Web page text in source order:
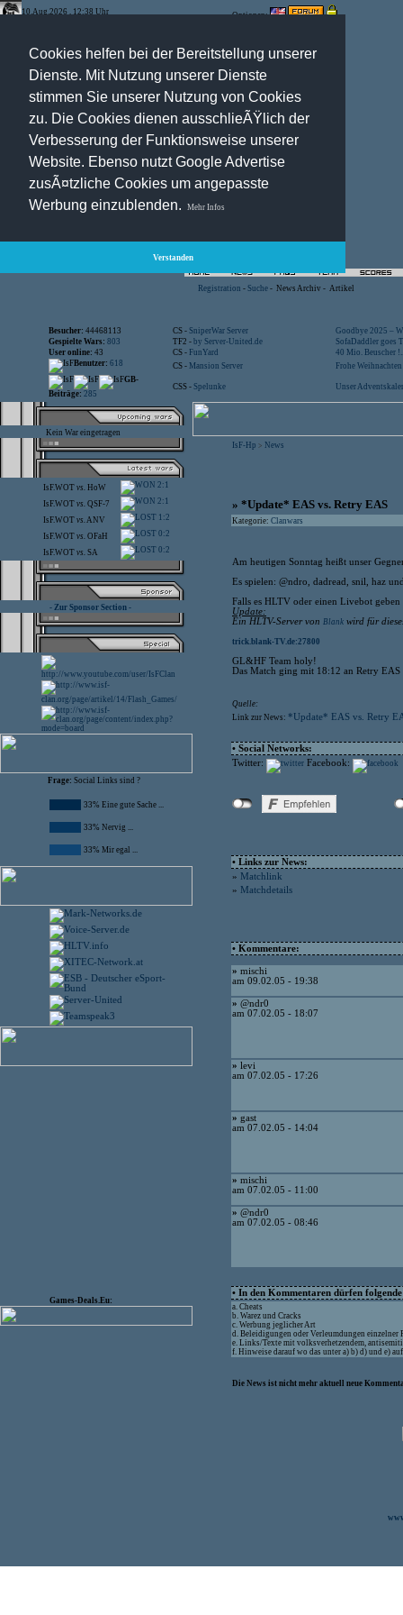
Cookies helfen bei der Bereitstellung unserer
Dienste. Mit Nutzung unserer Dienste
stimmen Sie unserer Nutzung von Cookies
zu. Die Cookies dienen ausschlieÃŸlich der
Verbesserung der Funktionsweise unserer
Website. Ebenso nutzt Google Advertise
zusÃ¤tzliche Cookies um angepasste
Werbung einzublenden.
Mehr Infos
Verstanden
10.Aug.2026 , 12:38 Uhr Optionen:
Registration - Suche - News Archiv - Artikel
Besucher: 44468113 CS - SniperWar Server
Goodbye 2025 –
Gespielte Wars: 803 TF2 - by Server-United.de
SofaDaddler goes
User online: 43 CS - FunYard
40 Mio. Beuscher
Benutzer: 618 CS - Mansion Server
Frohe
GB-
Beiträge: 285
CSS - Spelunke Unser
Kein War eingetragen
IsF.WOT vs. HoW 2:1
IsF.WOT vs. QSF-7 2:1
IsF.WOT vs.ANV 1:2
IsF.WOT vs. OFaH 0:2
IsF.WOT vs. SA 0:2
- Zur Sponsor Section -
Frage: Social Links sind ?
33% Eine gute Sache ...
33% Nervig ...
33% Mir egal ...
Games-Deals.Eu:
IsF-Hp > News
» *Update* EAS vs. Retry EAS
Kategorie: Clanwars
Am heutigen Sonntag heißt unser
Es spielen: @ndro, dadread, snil, haz
Falls es HLTV oder einen Livebot
Update:
Ein HLTV-Server von Blank wird für
trick.blank-TV.de:27800
GL&HF Team holy!
Das Match ging mit 18:12 an Retry EAS
Quelle:
Link zur News: *Update* EAS vs. Retry
• Social Networks:
Twitter:
Facebook:
• Links zur News:
» Matchlink
» Matchdetails
• Kommentare:
» mischi
am 09.02.05 - 19:38
» @ndr0
am 07.02.05 - 18:07
» levi
am 07.02.05 - 17:26
» gast
am 07.02.05 - 14:04
» mischi
am 07.02.05 - 11:00
» @ndr0
am 07.02.05 - 08:46
• In den Kommentaren dürfen
a. Cheats
b. Warez und Cracks
c. Werbung jeglicher Art
d. Beleidigungen oder Verleumdungen einzelner
e. Links/Texte mit volksverhetzendem,
f. Hinweise darauf wo das unter a) b) d) und e)
Die News ist nicht mehr aktuell neue